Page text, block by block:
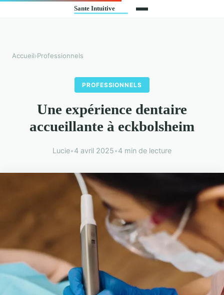
Accueil›Professionnels
PROFESSIONNELS
Une expérience dentaire
accueillante à eckbolsheim
Lucie•4 avril 2025•4 min de lecture